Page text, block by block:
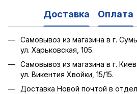
Доставка Оплата
Самовывоз из магазина в г.
ул. Харьковская, 105.
Самовывоз из магазина в г.
ул. Викентия Хвойки, 15/15.
Доставка Новой почтой в